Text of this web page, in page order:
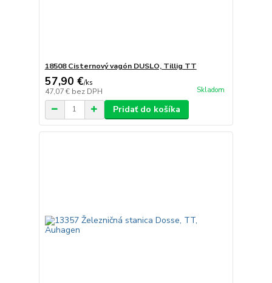
18508 Cisternový vagón DUSLO, Tillig TT
57,90 €/ks
47,07 € bez DPH Skladom
Pridať do košíka